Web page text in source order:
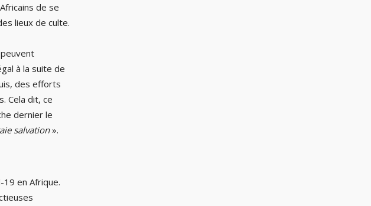
de se
lieux de culte.
à la suite de
des efforts
Cela dit, ce
dernier le
salvation».
en Afrique.